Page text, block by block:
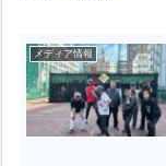
メディア情報